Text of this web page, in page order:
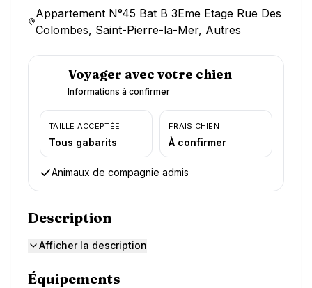
Appartement N°45 Bat B 3Eme Etage Rue Des
Colombes, Saint-Pierre-la-Mer, Autres
Voyager avec votre chien
Informations à confirmer
TAILLE ACCEPTÉE
Tous gabarits
FRAIS CHIEN
À confirmer
Animaux de compagnie admis
Description
Afficher la description
Équipements